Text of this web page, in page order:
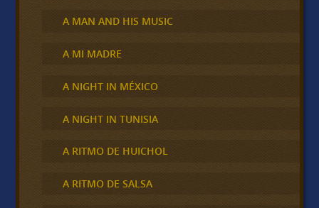
A MAN AND HIS MUSIC
A MI MADRE
A NIGHT IN MÉXICO
A NIGHT IN TUNISIA
A RITMO DE HUICHOL
A RITMO DE SALSA